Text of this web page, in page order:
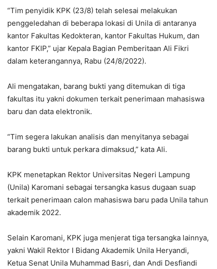
“Tim penyidik KPK (23/8) telah selesai melakukan
penggeledahan di beberapa lokasi di Unila di antaranya
kantor Fakultas Kedokteran, kantor Fakultas Hukum, dan
kantor FKIP,” ujar Kepala Bagian Pemberitaan Ali Fikri
dalam keterangannya, Rabu (24/8/2022).
Ali mengatakan, barang bukti yang ditemukan di tiga
fakultas itu yakni dokumen terkait penerimaan mahasiswa
baru dan data elektronik.
“Tim segera lakukan analisis dan menyitanya sebagai
barang bukti untuk perkara dimaksud,” kata Ali.
KPK menetapkan Rektor Universitas Negeri Lampung
(Unila) Karomani sebagai tersangka kasus dugaan suap
terkait penerimaan calon mahasiswa baru pada Unila tahun
akademik 2022.
Selain Karomani, KPK juga menjerat tiga tersangka lainnya,
yakni Wakil Rektor I Bidang Akademik Unila Heryandi,
Ketua Senat Unila Muhammad Basri, dan Andi Desfiandi